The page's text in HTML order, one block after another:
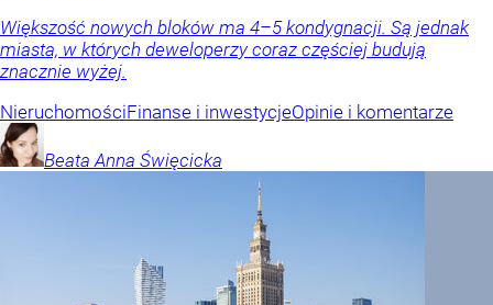
Większość nowych bloków ma 4–5 kondygnacji. Są jednak
miasta, w których deweloperzy coraz częściej budują
znacznie wyżej.
NieruchomościFinanse i inwestycjeOpinie i komentarze
Beata Anna Święcicka